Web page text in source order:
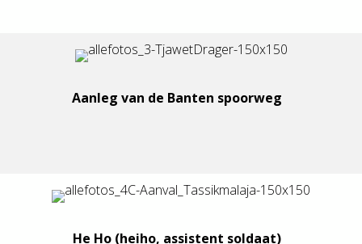
Aanleg van de Banten spoorweg
He Ho (heiho, assistent soldaat)